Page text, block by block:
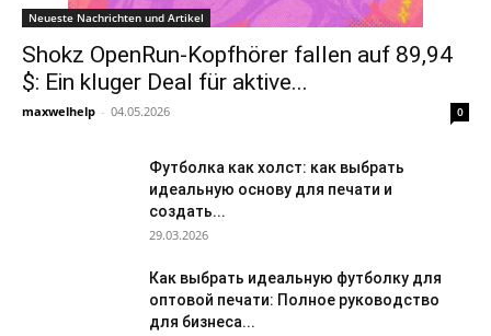
Neueste Nachrichten und Artikel
Shokz OpenRun-Kopfhörer fallen auf 89,94
$: Ein kluger Deal für aktive...
maxwelhelp - 04.05.2026 0
Футболка как холст: как выбрать
идеальную основу для печати и
создать...
29.03.2026
Как выбрать идеальную футболку для
оптовой печати: Полное руководство
для бизнеса...